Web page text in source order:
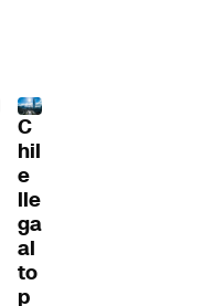
C
hil
e
lle
ga
al
to
p